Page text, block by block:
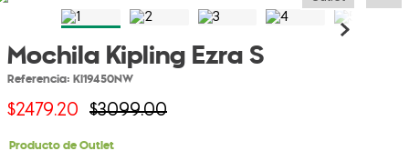
Mochila Kipling Ezra S
Referencia: KI19450NW
$2479.20 $3099.00
Producto de Outlet